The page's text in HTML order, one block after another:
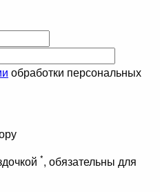
обработки персональных
*, обязательны для